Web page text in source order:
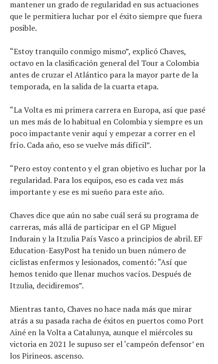
mantener un grado de regularidad en sus actuaciones
que le permitiera luchar por el éxito siempre que fuera
posible.
“Estoy tranquilo conmigo mismo”, explicó Chaves,
octavo en la clasificación general del Tour a Colombia
antes de cruzar el Atlántico para la mayor parte de la
temporada, en la salida de la cuarta etapa.
“La Volta es mi primera carrera en Europa, así que pasé
un mes más de lo habitual en Colombia y siempre es un
poco impactante venir aquí y empezar a correr en el
frío. Cada año, eso se vuelve más difícil”.
“Pero estoy contento y el gran objetivo es luchar por la
regularidad. Para los equipos, eso es cada vez más
importante y ese es mi sueño para este año.
Chaves dice que aún no sabe cuál será su programa de
carreras, más allá de participar en el GP Miguel
Indurain y la Itzulia País Vasco a principios de abril. EF
Education-EasyPost ha tenido un buen número de
ciclistas enfermos y lesionados, comentó: “Así que
hemos tenido que llenar muchos vacíos. Después de
Itzulia, decidiremos”.
Mientras tanto, Chaves no hace nada más que mirar
atrás a su pasada racha de éxitos en puertos como Port
Ainé en la Volta a Catalunya, aunque el miércoles su
victoria en 2021 le supuso ser el ‘campeón defensor’ en
los Pirineos. ascenso.